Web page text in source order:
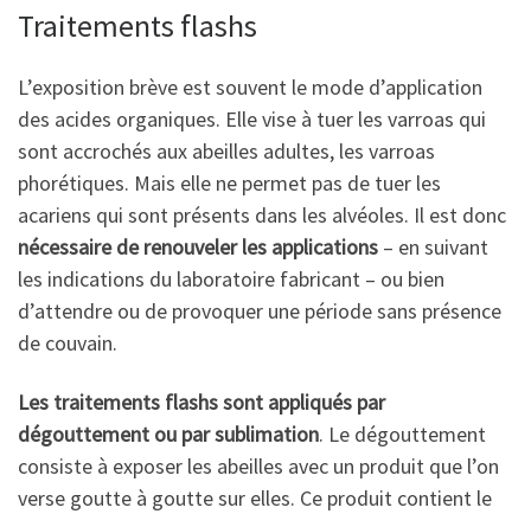
Traitements flashs
L’exposition brève est souvent le mode d’application
des acides organiques. Elle vise à tuer les varroas qui
sont accrochés aux abeilles adultes, les varroas
phorétiques. Mais elle ne permet pas de tuer les
acariens qui sont présents dans les alvéoles. Il est donc
nécessaire de renouveler les applications – en suivant
les indications du laboratoire fabricant – ou bien
d’attendre ou de provoquer une période sans présence
de couvain.
Les traitements flashs sont appliqués par
dégouttement ou par sublimation. Le dégouttement
consiste à exposer les abeilles avec un produit que l’on
verse goutte à goutte sur elles. Ce produit contient le